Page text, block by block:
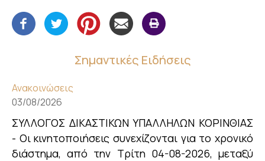
Σημαντικές Ειδήσεις
Ανακοινώσεις
03/08/2026
ΣΥΛΛΟΓΟΣ ΔΙΚΑΣΤΙΚΩΝ ΥΠΑΛΛΗΛΩΝ ΚΟΡΙΝΘΙΑΣ
- Οι κινητοποιήσεις συνεχίζονται για το χρονικό
διάστημα, από την Τρίτη 04-08-2026, μεταξύ